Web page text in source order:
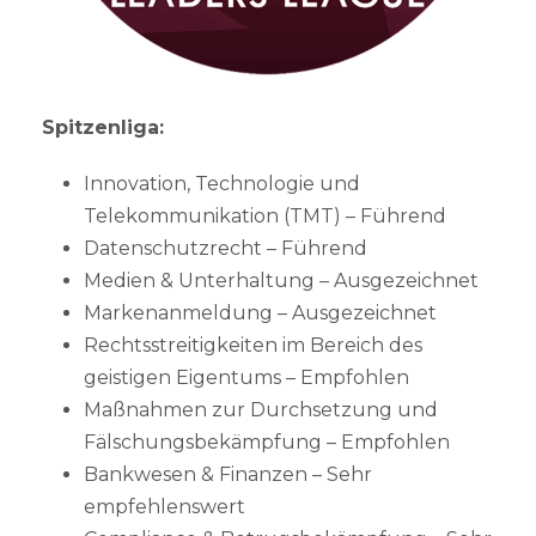
Spitzenliga:
Innovation, Technologie und
Telekommunikation (TMT) – Führend
Datenschutzrecht – Führend
Medien & Unterhaltung – Ausgezeichnet
Markenanmeldung – Ausgezeichnet
Rechtsstreitigkeiten im Bereich des
geistigen Eigentums – Empfohlen
Maßnahmen zur Durchsetzung und
Fälschungsbekämpfung – Empfohlen
Bankwesen & Finanzen – Sehr
empfehlenswert